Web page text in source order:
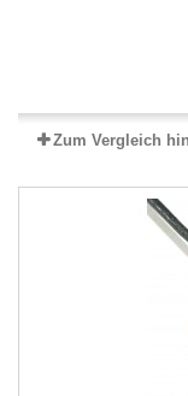
Zum Vergleich